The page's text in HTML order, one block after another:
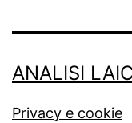
ANALISI
Privacy e cookie